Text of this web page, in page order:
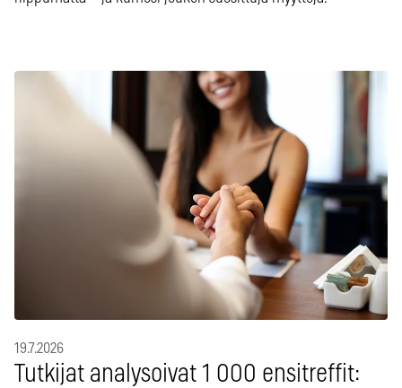
19.7.2026
Tutkijat analysoivat 1 000 ensitreffit: